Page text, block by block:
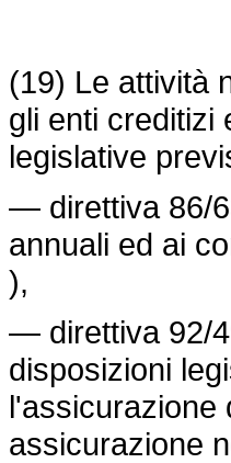
(19) Le attività
gli enti creditizi
legislative
— direttiva 86/
annuali ed ai
),
— direttiva 92/
disposizioni
l'assicurazione
assicurazione